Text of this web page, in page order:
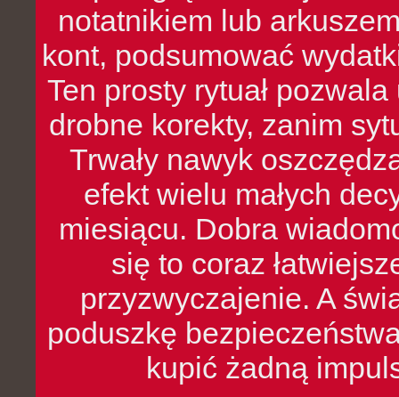
notatnikiem lub
kont, podsumować
Ten prosty rytuał
drobne korekty, zanim
Trwały nawyk
efekt wielu małych
miesiącu. Dobra
się to coraz
przyzwyczajenie. A
poduszkę
kupić żadną